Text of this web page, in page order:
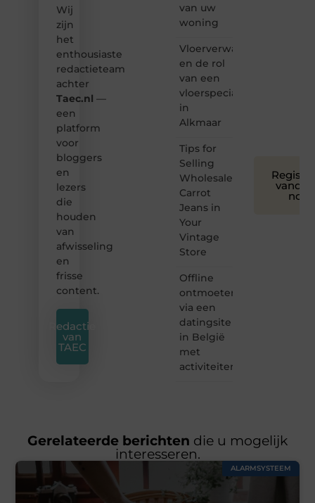
Wij
zijn
het
enthousiaste
redactieteam
achter
Taec.nl —
een
platform
voor
bloggers
en
lezers
die
houden
van
afwisseling
en
frisse
content.
Redactie
van
TAEC
van uw
woning
Vloerverwarming
en de rol
van een
vloerspecialist
in
Alkmaar
Tips for
Selling
Wholesale
Carrot
Jeans in
Your
Vintage
Store
Offline
ontmoeten
via een
datingsite
in België
met
activiteiten
nog
Gerelateerde berichten die u mogelijk
interesseren.
ALARMSYSTEEM